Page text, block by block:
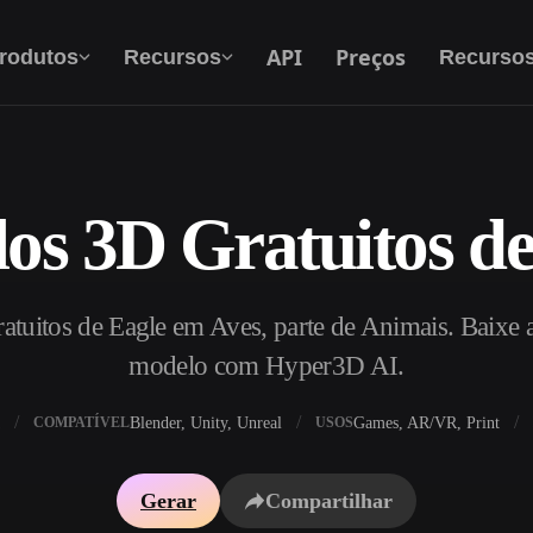
Recursos API Preços
Texto Para 3D
Do prompt de texto ao objeto 3D — na hora.
API
de trabalho.
Conversor de SVG para 3D
3D Gratuitos
de Eagle em Aves, parte de Animais. Baixe
modelo com Hyper3D AI.
COMPATÍVELBlender, Unity, Unreal USOSGames, AR/VR, Print
Gerar Compartilhar